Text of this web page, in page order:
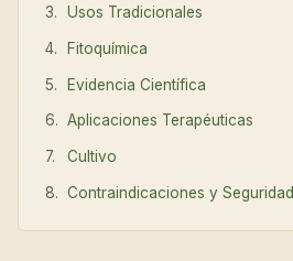
Usos Tradicionales
Fitoquímica
Evidencia Científica
Aplicaciones Terapéuticas
Cultivo
Contraindicaciones y Seguridad